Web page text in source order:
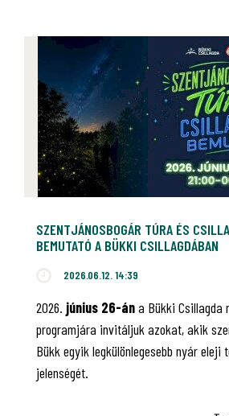
SZENTJÁNOSBOGÁR TÚRA ÉS
BEMUTATÓ A BÜKKI CSILLAGDÁBAN
2026.06.12. 14:39
2026. június 26-ána Bükki Csillagda
programjára invitáljuk azokat, akik
Bükk egyik legkülönlegesebb nyár eleji
jelenségét.